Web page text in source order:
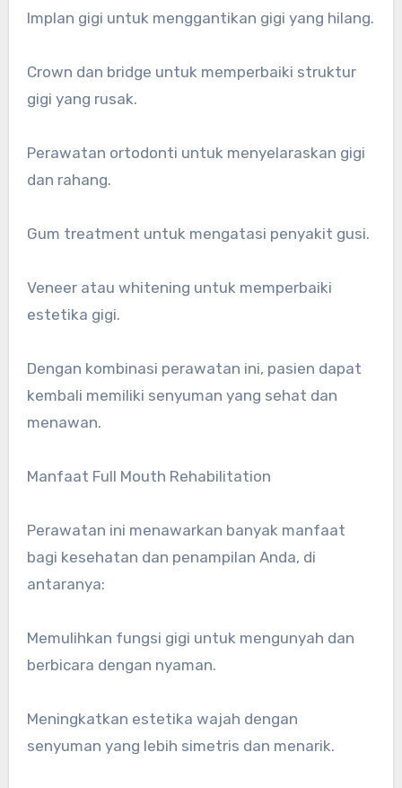
Implan gigi untuk menggantikan gigi yang hilang.
Crown dan bridge untuk memperbaiki struktur
gigi yang rusak.
Perawatan ortodonti untuk menyelaraskan gigi
dan rahang.
Gum treatment untuk mengatasi penyakit gusi.
Veneer atau whitening untuk memperbaiki
estetika gigi.
Dengan kombinasi perawatan ini, pasien dapat
kembali memiliki senyuman yang sehat dan
menawan.
Manfaat Full Mouth Rehabilitation
Perawatan ini menawarkan banyak manfaat
bagi kesehatan dan penampilan Anda, di
antaranya:
Memulihkan fungsi gigi untuk mengunyah dan
berbicara dengan nyaman.
Meningkatkan estetika wajah dengan
senyuman yang lebih simetris dan menarik.